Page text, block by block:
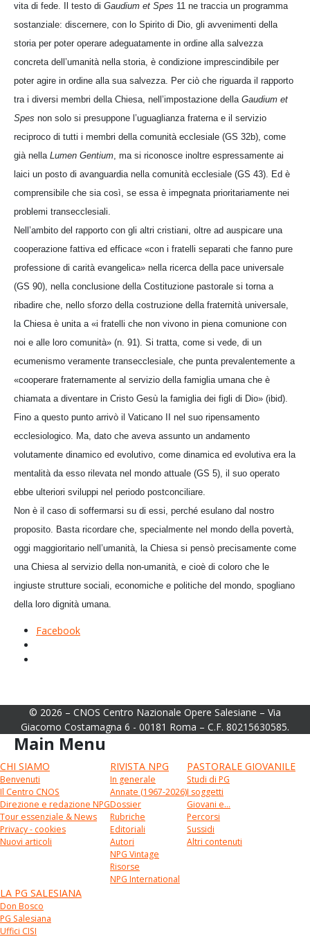
vita di fede. Il testo di Gaudium et Spes 11 ne traccia un programma
sostanziale: discernere, con lo Spirito di Dio, gli avvenimenti della
storia per poter operare adeguatamente in ordine alla salvezza
concreta dell’umanità nella storia, è condizione imprescindibile per
poter agire in ordine alla sua salvezza. Per ciò che riguarda il rapporto
tra i diversi membri della Chiesa, nell’impostazione della Gaudium et
Spes non solo si presuppone l’uguaglianza fraterna e il servizio
reciproco di tutti i membri della comunità ecclesiale (GS 32b), come
già nellaLumen Gentium, ma si riconosce inoltre espressamente ai
laici un posto di avanguardia nella comunità ecclesiale (GS 43). Ed è
comprensibile che sia così, se essa è impegnata prioritariamente nei
problemi transecclesiali.
Nell’ambito del rapporto con gli altri cristiani, oltre ad auspicare una
cooperazione fattiva ed efficace «con i fratelli separati che fanno pure
professione di carità evangelica» nella ricerca della pace universale
(GS 90), nella conclusione della Costituzione pastorale si torna a
ribadire che, nello sforzo della costruzione della fraternità universale,
la Chiesa è unita a «i fratelli che non vivono in piena comunione con
noi e alle loro comunità» (n. 91). Si tratta, come si vede, di un
ecumenismo veramente transecclesiale, che punta prevalentemente a
«cooperare fraternamente al servizio della famiglia umana che è
chiamata a diventare in Cristo Gesù la famiglia dei figli di Dio» (ibid).
Fino a questo punto arrivò il Vaticano II nel suo ripensamento
ecclesiologico. Ma, dato che aveva assunto un andamento
volutamente dinamico ed evolutivo, come dinamica ed evolutiva era la
mentalità da esso rilevata nel mondo attuale (GS 5), il suo operato
ebbe ulteriori sviluppi nel periodo postconciliare.
Non è il caso di soffermarsi su di essi, perché esulano dal nostro
proposito. Basta ricordare che, specialmente nel mondo della povertà,
oggi maggioritario nell’umanità, la Chiesa si pensò precisamente come
una Chiesa al servizio della non-umanità, e cioè di coloro che le
ingiuste strutture sociali, economiche e politiche del mondo, spogliano
della loro dignità umana.
Facebook
© 2026 – CNOS Centro Nazionale Opere Salesiane – Via
Giacomo Costamagna 6 - 00181 Roma – C.F. 80215630585.
Main Menu
CHI SIAMO
Benvenuti
Il Centro CNOS
Direzione e redazione NPG
Tour essenziale & News
Privacy - cookies
Nuovi articoli
RIVISTA NPG
In generale
Annate (1967-2026)
Dossier
Rubriche
Editoriali
Autori
NPG Vintage
Risorse
NPG International
PASTORALE GIOVANILE
Studi di PG
I soggetti
Giovani e...
Percorsi
Sussidi
Altri contenuti
LA PG SALESIANA
Don Bosco
PG Salesiana
Uffici CISI